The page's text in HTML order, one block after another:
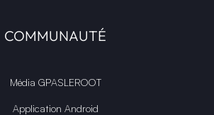
COMMUNAUTÉ
Média GPASLEROOT
Application Android